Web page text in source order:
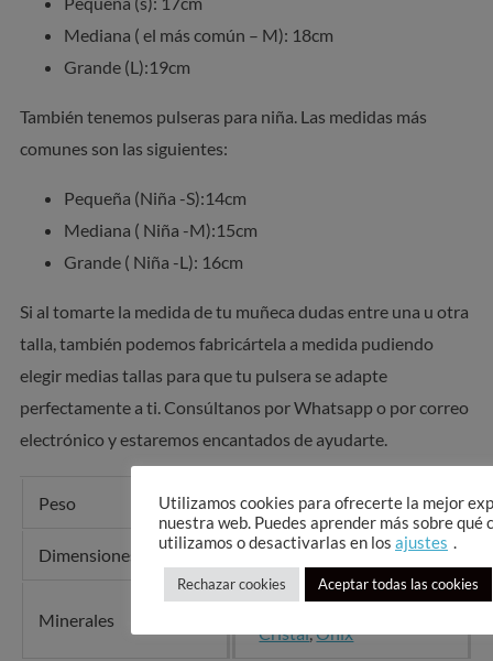
Mediana ( el más común – M): 18cm
Grande (L):19cm
También tenemos pulseras para niña. Las medidas más
comunes son las siguientes:
Pequeña (Niña -S):14cm
Mediana ( Niña -M):15cm
Grande ( Niña -L): 16cm
Si al tomarte la medida de tu muñeca dudas entre una u otra
talla, también podemos fabricártela a medida pudiendo
elegir medias tallas para que tu pulsera se adapte
perfectamente a ti. Consúltanos por Whatsapp o por correo
electrónico y estaremos encantados de ayudarte.
Peso 10 g
Dimensiones 10 × 10 × 10 cm
Minerales
Aguamarina,Cuarzo
Cristal,Ónix
Utilizamos cookies para ofrecerte la mejor
nuestra web. Puedes aprender más sobre qué
utilizamos o desactivarlas en los ajustes .
Rechazar cookies Aceptar todas las cookies